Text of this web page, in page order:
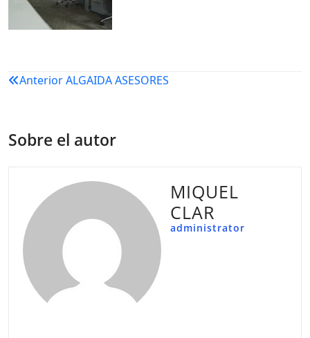
Navegación
AnteriorALGAIDA ASESORES
Sobre el autor
MIQUEL
CLAR
administrator